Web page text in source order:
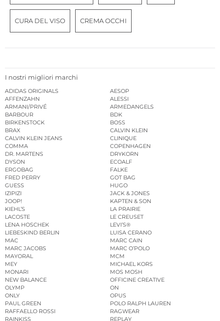
CURA DEL VISO CREMA OCCHI
I nostri migliori marchi
ADIDAS ORIGINALS
AESOP
AFFENZAHN
ALESSI
ARMANI/PRIVÉ
ARMEDANGELS
BARBOUR
BDK
BIRKENSTOCK
BOSS
BRAX
CALVIN KLEIN
CALVIN KLEIN JEANS
CLINIQUE
COMMA
COPENHAGEN
DR. MARTENS
DRYKORN
DYSON
ECOALF
ERGOBAG
FALKE
FRED PERRY
GOT BAG
GUESS
HUGO
IZIPIZI
JACK & JONES
JOOP!
KAPTEN & SON
KIEHL’S
LA PRAIRIE
LACOSTE
LE CREUSET
LENA HOSCHEK
LEVI’S®
LIEBESKIND BERLIN
LUISA CERANO
MAC
MARC CAIN
MARC JACOBS
MARC O’POLO
MAYORAL
MCM
MEY
MICHAEL KORS
MONARI
MOS MOSH
NEW BALANCE
OFFICINE CREATIVE
OLYMP
ON
ONLY
OPUS
PAUL GREEN
POLO RALPH LAUREN
RAFFAELLO ROSSI
RAGWEAR
RAINKISS
REPLAY